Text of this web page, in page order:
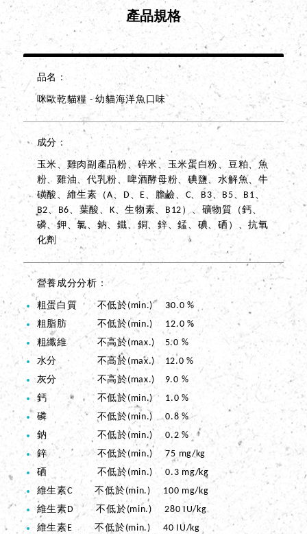
產品規格
品名
咪歐乾貓糧 - 幼貓海洋魚口味
成分
玉米、雞肉副產品粉、碎米、玉米蛋白粉、豆粕、魚
粉、雞油、代乳粉、啤酒酵母粉、碘鹽、水解魚、牛
磺酸、維生素（A、D、E、膽鹼、C、B3、B5、B1、
B2、B6、葉酸、K、生物素、B12）、礦物質（鈣、
磷、鉀、氯、鈉、鐵、銅、鋅、錳、碘、硒）、抗氧
化劑
營養成分分析
粗蛋白質 不低於(min.) 30.0 %
粗脂肪 不低於(min.) 12.0 %
粗纖維 不高於(max.) 5.0 %
水分 不高於(max.) 12.0 %
灰分 不高於(max.) 9.0 %
鈣 不低於(min.) 1.0 %
磷 不低於(min.) 0.8 %
鈉 不低於(min.) 0.2 %
鋅 不低於(min.) 75 mg/kg
硒 不低於(min.) 0.3 mg/kg
維生素C 不低於(min.) 100 mg/kg
維生素D 不低於(min.) 280 IU/kg
維生素E 不低於(min.) 40 IU/kg